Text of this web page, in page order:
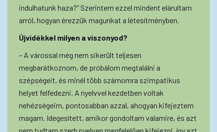
indulhatunk haza?” Szerintem ezzel mindent elárultam
arról, hogyan érezzük magunkat a létesítményben.
Újvidékkel milyen a viszonyod?
– A várossal még nem sikerült teljesen
megbarátkoznom, de próbálom megtalálni a
szépségeit, és minél több számomra szimpatikus
helyet felfedezni. A nyelvvel kezdetben voltak
nehézségeim, pontosabban azzal, ahogyan kifejeztem
magam. Idegesített, amikor gondoltam valamire, és azt
nem tudtam szerb nyelven megfelelően kifejezni, így azt